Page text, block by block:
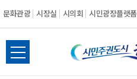
문화관광 시장실 시의회 시민광장플랫폼
시
전
체